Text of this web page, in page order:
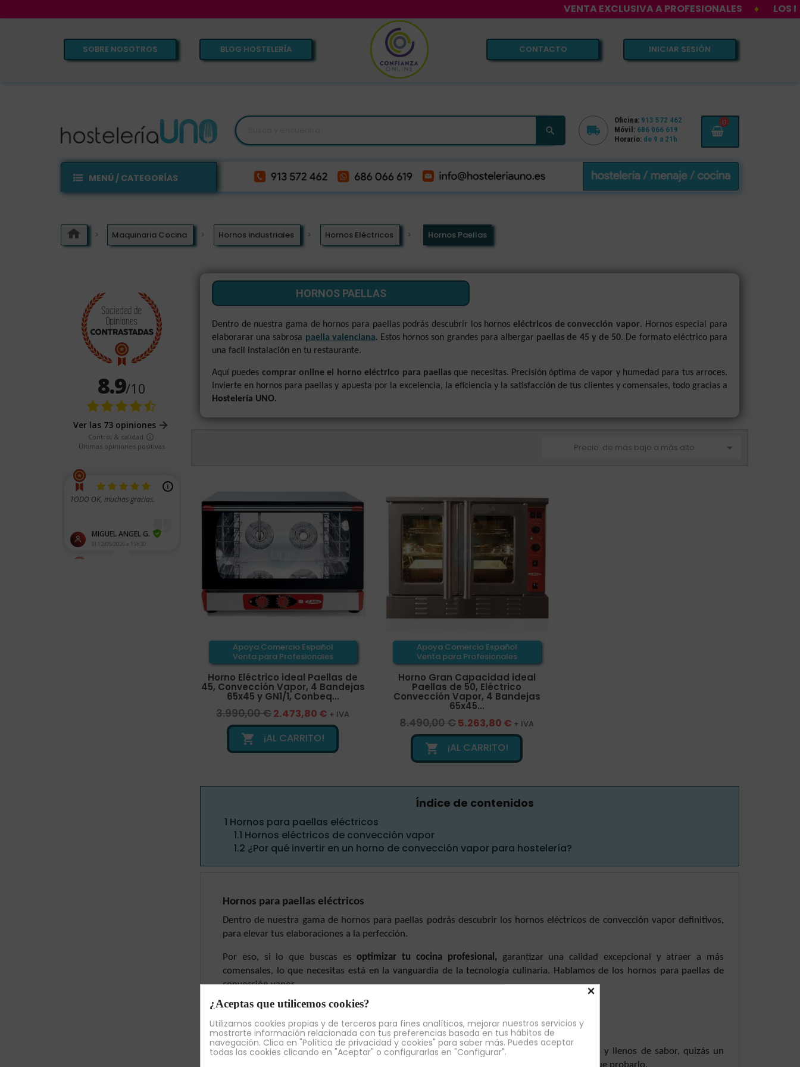
VENTA EXCLUSIVA A PROFESIONALES ♦ LOS MEJORES
INICIAR SESIÓN
CONTACTO
SOBRE NOSOTROS BLOG HOSTELERÍA
 
Oficina: 913 572 462
Móvil: 686 066 619
Horario: de 9 a 21h
0
MENÚ / CATEGORÍAS
Maquinaria Cocina Hornos industriales Hornos Eléctricos Hornos Paellas
HORNOS PAELLAS
Dentro de nuestra gama de hornos para paellas podrás descubrir los hornos eléctricos de convección vapor. Hornos especial para
elaborarar una sabrosa paella valenciana. Estos hornos son grandes para albergar paellas de 45 y de 50. De formato eléctrico para
una facil instalación en tu restaurante.
Aquí puedes comprar online el horno eléctrico para paellasque necesitas. Precisión óptima de vapor y humedad para tus arroces.
Invierte en hornos para paellas y apuesta por la excelencia, la eficiencia y la satisfacción de tus clientes y comensales, todo gracias a
Hostelería UNO.
Precio: de más bajo a más alto 
Apoya Comercio Español
Venta para Profesionales
Horno Eléctrico ideal Paellas de
45, Convección Vapor, 4 Bandejas
65x45 y GN1/1, Conbeq...
3.990,00 €2.473,80 € + IVA
 ¡AL CARRITO!
Apoya Comercio Español
Venta para Profesionales
Horno Gran Capacidad ideal
Paellas de 50, Eléctrico
Convección Vapor, 4 Bandejas
65x45...
8.490,00 €5.263,80 € + IVA
 ¡AL CARRITO!
Índice de contenidos
1 Hornos para paellas eléctricos
1.1 Hornos eléctricos de convección vapor
1.2 ¿Por qué invertir en un horno de convección vapor para hostelería?
Hornos para paellas eléctricos
Dentro de nuestra gama de hornos para paellas podrás descubrir los hornos eléctricos de convección vapor definitivos,
para elevar tus elaboraciones a la perfección.
Por eso, si lo que buscas esoptimizar tu cocina profesional,garantizar una calidad excepcional y atraer a más
comensales, lo que necesitas está en la vanguardia de la tecnología culinaria. Hablamos de los hornos para paellas de
convección vapor.
Con estos aliados estratégicos conquistarás los paladares más exigentes.
Hornos eléctricos de convección vapor
Imagina una posible escena: unos arroces con una textura impecable, los granos sueltos y llenos de sabor, quizás un
×
¿Aceptas que utilicemos cookies?
Utilizamos cookies propias y de terceros para fines analíticos, mejorar nuestros servicios y
mostrarte información relacionada con tus preferencias basada en tus hábitos de
navegación. Clica en "Política de privacidad y cookies" para saber más. Puedes aceptar
todas las cookies clicando en "Aceptar" o configurarlas en "Configurar".